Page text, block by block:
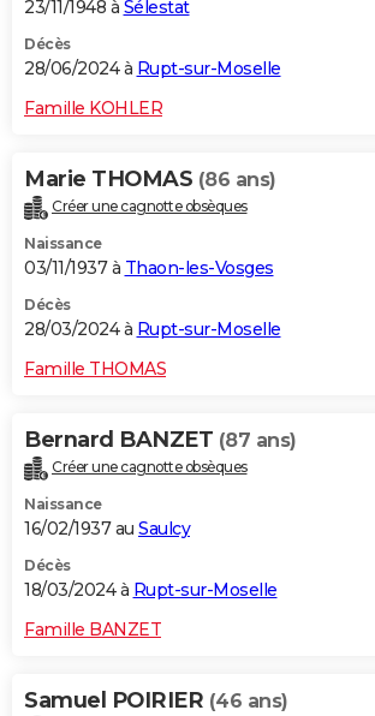
23/11/1948 à Sélestat
Décès
28/06/2024 à Rupt-sur-Moselle
Famille KOHLER
Marie THOMAS (86 ans)
Créer une cagnotte obsèques
Naissance
03/11/1937 à Thaon-les-Vosges
Décès
28/03/2024 à Rupt-sur-Moselle
Famille THOMAS
Bernard BANZET (87 ans)
Créer une cagnotte obsèques
Naissance
16/02/1937 au Saulcy
Décès
18/03/2024 à Rupt-sur-Moselle
Famille BANZET
Samuel POIRIER (46 ans)